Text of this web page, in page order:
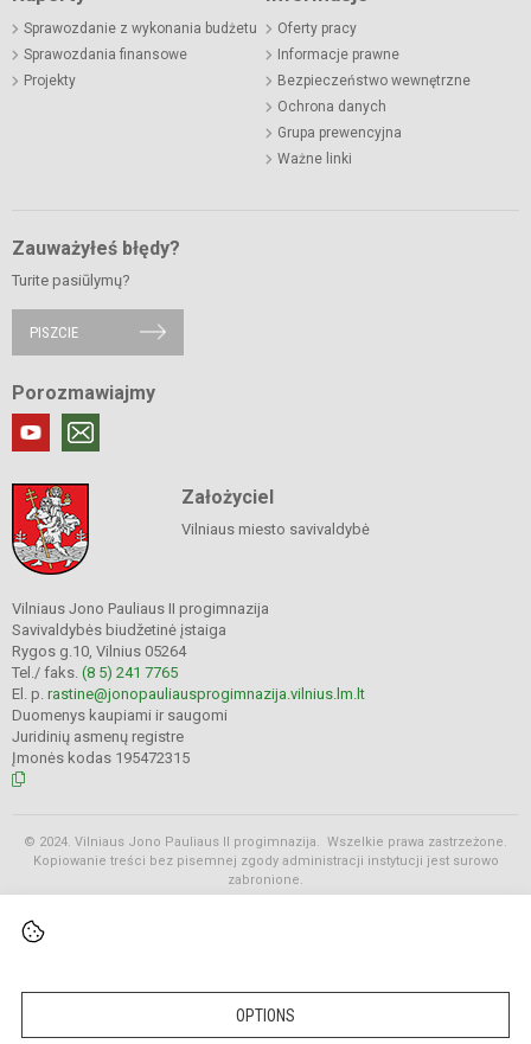
OPTIONS
Sprawozdanie z wykonania budżetu
Sprawozdania finansowe
Projekty
Oferty pracy
Informacje prawne
Bezpieczeństwo wewnętrzne
Ochrona danych
Grupa prewencyjna
Ważne linki
Zauważyłeś błędy?
Turite pasiūlymų?
PISZCIE
Porozmawiajmy
Założyciel
Vilniaus miesto savivaldybė
Vilniaus Jono Pauliaus II progimnazija
Savivaldybės biudžetinė įstaiga
Rygos g.10, Vilnius 05264
Tel./ faks. (8 5) 241 7765
El. p. rastine@jonopauliausprogimnazija.vilnius.lm.lt
Duomenys kaupiami ir saugomi
Juridinių asmenų registre
Įmonės kodas 195472315
© 2024. Vilniaus Jono Pauliaus II progimnazija. Wszelkie prawa zastrzeżone.
Kopiowanie treści bez pisemnej zgody administracji instytucji jest surowo
zabronione.